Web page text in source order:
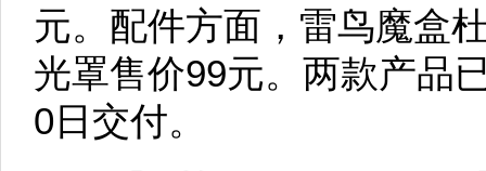
元。配件方面，雷鸟魔盒
光罩售价99元。两款产品
0日交付。